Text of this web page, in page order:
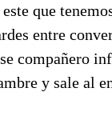
que
entre
compañero
y sale al